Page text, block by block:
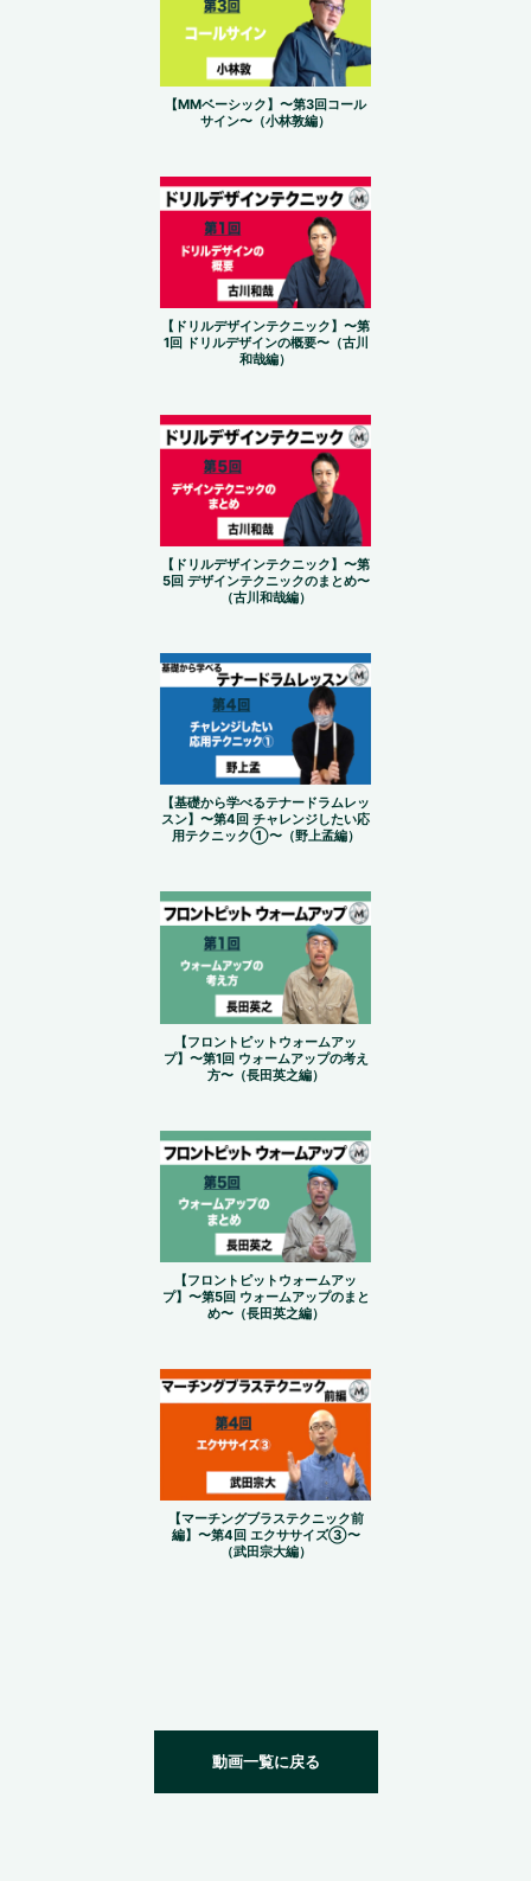
【MMベーシック】〜第3回コール
サイン〜（小林敦編）
【ドリルデザインテクニック】〜第
1回 ドリルデザインの概要〜（古川
和哉編）
【ドリルデザインテクニック】〜第
5回 デザインテクニックのまとめ〜
（古川和哉編）
【基礎から学べるテナードラムレッ
スン】〜第4回 チャレンジしたい応
用テクニック①〜（野上孟編）
【フロントピットウォームアッ
プ】〜第1回 ウォームアップの考え
方〜（長田英之編）
【フロントピットウォームアッ
プ】〜第5回 ウォームアップのまと
め〜（長田英之編）
【マーチングブラステクニック前
編】〜第4回 エクササイズ③〜
（武田宗大編）
動画一覧に戻る